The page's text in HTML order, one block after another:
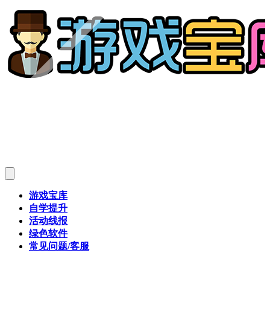
游戏宝库
自学提升
活动线报
绿色软件
常见问题/客服